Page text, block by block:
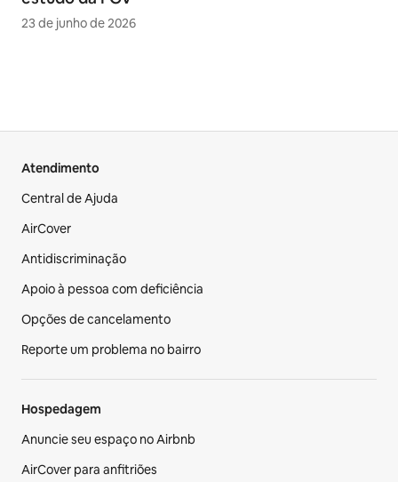
23 de junho de 2026
Atendimento
Central de Ajuda
AirCover
Antidiscriminação
Apoio à pessoa com deficiência
Opções de cancelamento
Reporte um problema no bairro
Hospedagem
Anuncie seu espaço no Airbnb
AirCover para anfitriões